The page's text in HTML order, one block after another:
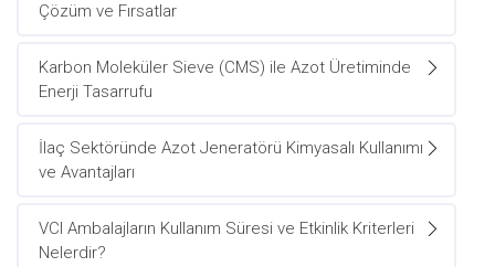
Çözüm ve Fırsatlar
Karbon Moleküler Sieve (CMS) ile Azot Üretiminde
Enerji Tasarrufu
İlaç Sektöründe Azot Jeneratörü Kimyasalı Kullanımı
ve Avantajları
VCI Ambalajların Kullanım Süresi ve Etkinlik Kriterleri
Nelerdir?